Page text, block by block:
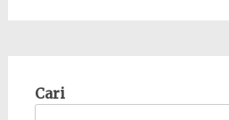
Cari